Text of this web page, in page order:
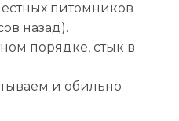
питомников
назад).
порядке, стык в
и обильно